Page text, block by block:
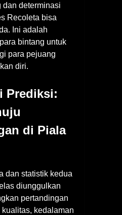
dan determinasi
Recoleta bisa
Ini adalah
bintang untuk
para pejuang
diri.
Prediksi:
di Piala
dan statistik kedua
diunggulkan
pertandingan
kedalaman